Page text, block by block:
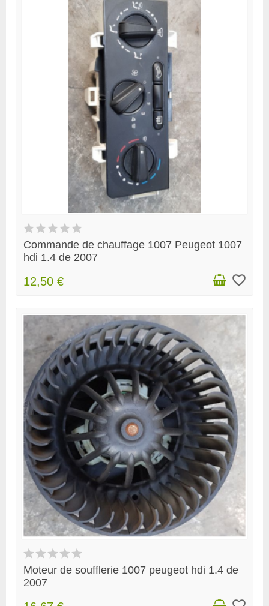
Commande de chauffage 1007 Peugeot 1007
hdi 1.4 de 2007
12,50 € favorite_border
Moteur de soufflerie 1007 peugeot hdi 1.4 de
2007